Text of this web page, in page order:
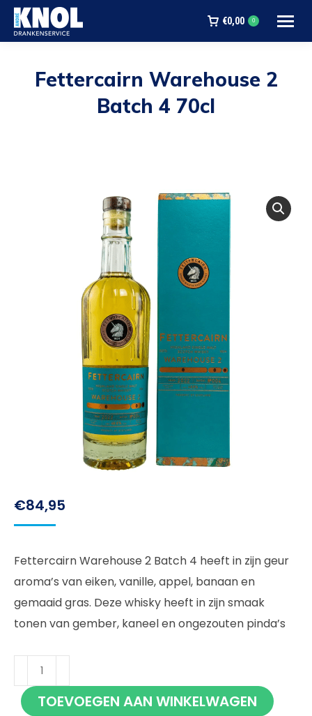
€0,00 0
Fettercairn Warehouse 2
Batch 4 70cl
€84,95
Fettercairn Warehouse 2 Batch 4 heeft in zijn geur
aroma’s van eiken, vanille, appel, banaan en
gemaaid gras. Deze whisky heeft in zijn smaak
tonen van gember, kaneel en ongezouten pinda’s
Fettercairn
Warehouse
TOEVOEGEN AAN WINKELWAGEN